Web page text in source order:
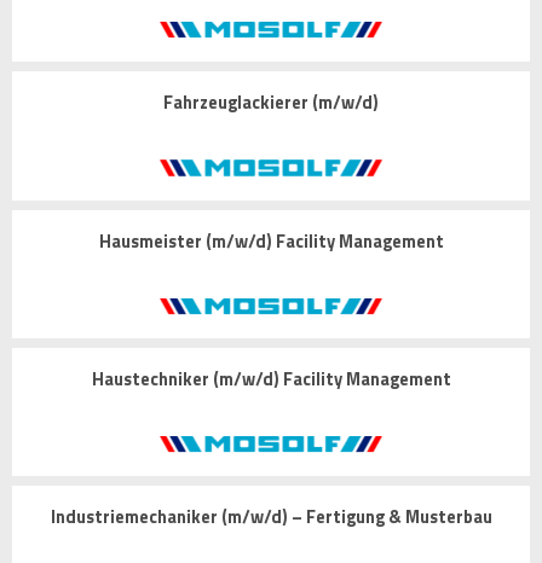
Fahrzeuglackierer (m/w/d)
Hausmeister (m/w/d) Facility Management
Haustechniker (m/w/d) Facility Management
Industriemechaniker (m/w/d) – Fertigung & Musterbau